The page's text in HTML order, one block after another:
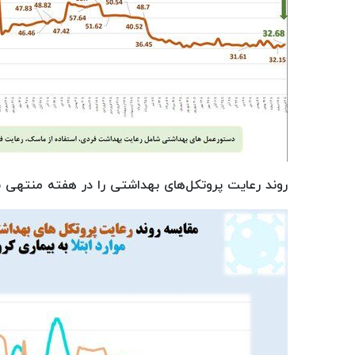
روند رعایت پروتکل‌های بهداشتی را در هفته منتهی به ۵ فروردین ۱۴۰۲ می‌توانید در نمودار زیر